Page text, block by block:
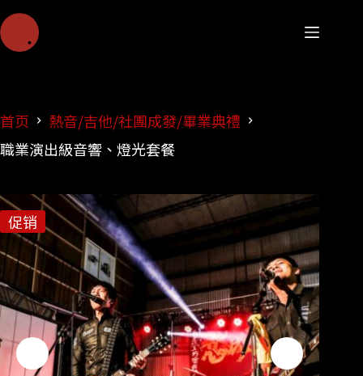
首页
熱音/吉他/社團成發/畢業典禮
職業演出級音響、燈光套餐
促销